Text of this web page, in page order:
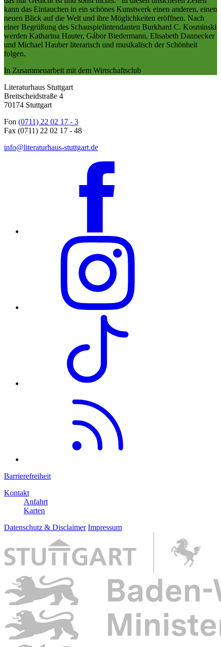
kann das Eintauchen in ein schönes Kunstwerk einen anderen, einen
neuen Blick auf die Welt und ihre Möglichkeiten eröffnen. Nach
einer Begrüßung des Schauspielintendanten Burkhard C. Kosminski
werden Katharina Hauter, Gábor Biedermann, Elisabeth Dannecker
und Michael Hauber literarisch und musikalisch der Schönheit
folgen.
In Zusammenarbeit mit dem Wirtschaftsclub
Literaturhaus Stuttgart
Breitscheidstraße 4
70174 Stuttgart
Fon (0711) 22 02 17 - 3
Fax (0711) 22 02 17 - 48
info@literaturhaus-stuttgart.de
Barrierefreiheit
Kontakt
Anfahrt
Karten
Datenschutz & Disclaimer Impressum